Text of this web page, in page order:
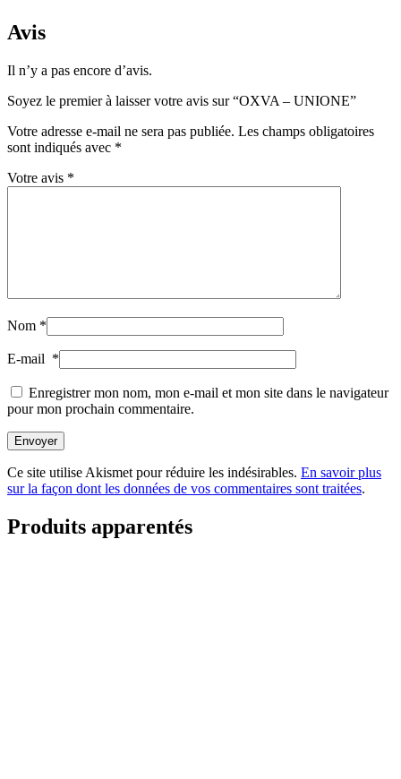
Avis
Il n’y a pas encore d’avis.
Soyez le premier à laisser votre avis sur “OXVA – UNIONE”
Votre adresse e-mail ne sera pas publiée. Les champs obligatoires
sont indiqués avec *
Votre avis *
Nom *
E-mail *
Enregistrer mon nom, mon e-mail et mon site dans le navigateur
pour mon prochain commentaire.
Envoyer
Ce site utilise Akismet pour réduire les indésirables. En savoir plus
sur la façon dont les données de vos commentaires sont traitées.
Produits apparentés